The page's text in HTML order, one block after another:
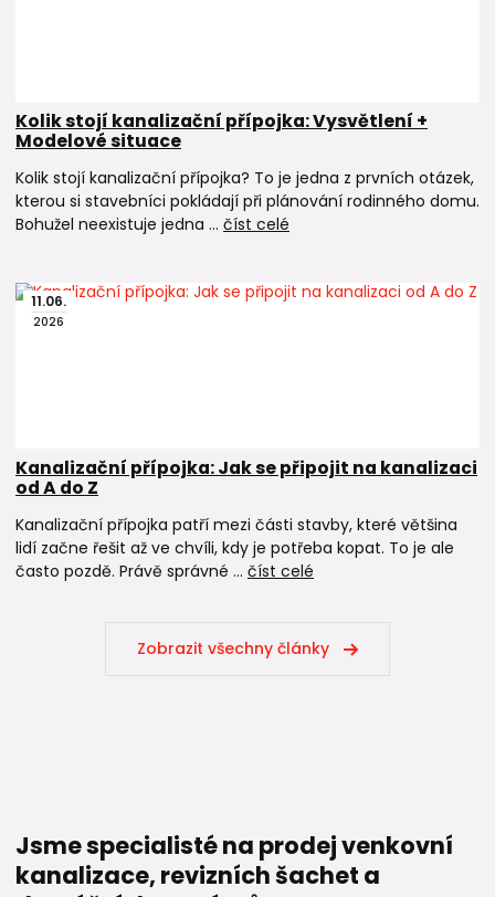
Kolik stojí kanalizační přípojka: Vysvětlení +
Modelové situace
Kolik stojí kanalizační přípojka? To je jedna z prvních otázek,
kterou si stavebníci pokládají při plánování rodinného domu.
Bohužel neexistuje jedna ... číst celé
11.06.
2026
Kanalizační přípojka: Jak se připojit na kanalizaci
od A do Z
Kanalizační přípojka patří mezi části stavby, které většina
lidí začne řešit až ve chvíli, kdy je potřeba kopat. To je ale
často pozdě. Právě správné ... číst celé
Zobrazit všechny články
Jsme specialisté na prodej venkovní
kanalizace, revizních šachet a